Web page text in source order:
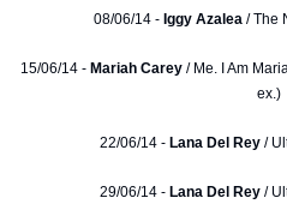
08/06/14 - Iggy Azalea/ The
15/06/14 - Mariah Carey/ Me. I Am
ex.)
22/06/14 - Lana Del Rey/
29/06/14 - Lana Del Rey /